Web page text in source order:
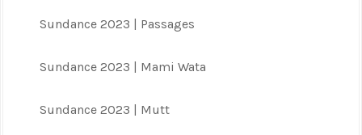
Sundance 2023 | Passages
Sundance 2023 | Mami Wata
Sundance 2023 | Mutt